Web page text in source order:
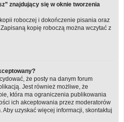
znajdujący się w oknie tworzenia
roboczej i dokończenie pisania oraz
kopię roboczą można wczytać z
że posty na danym forum
Jest również możliwe, że
która ma ograniczenia publikowania
ich akceptowania przez moderatorów
uzyskać więcej informacji, skontaktuj